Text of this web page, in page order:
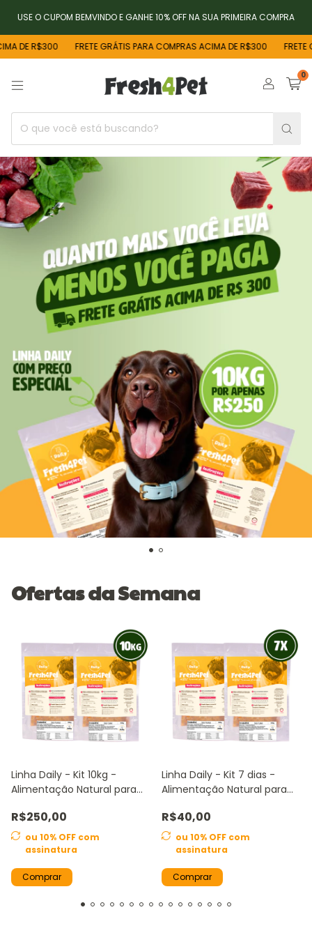
USE O CUPOM BEMVINDO E GANHE 10% OFF NA SUA PRIMEIRA COMPRA
R$300 FRETE GRÁTIS PARA COMPRAS ACIMA DE R$300 FRETE
0
Ofertas da Semana
Linha Daily - Kit 10kg -
Alimentação Natural para
R$250,00
ou 10% OFF com
assinatura
Comprar
Linha Daily - Kit 7 dias -
Alimentação Natural para
R$40,00
ou 10% OFF com
assinatura
Comprar